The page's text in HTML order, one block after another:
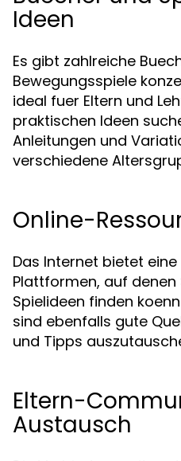
Ideen
Es gibt zahlreiche
Bewegungsspiele
ideal fuer Eltern und
praktischen Ideen
Anleitungen und
verschiedene
Online-
Das Internet bietet eine
Plattformen, auf denen
Spielideen finden
sind ebenfalls gute
und Tipps
Eltern-
Austausch